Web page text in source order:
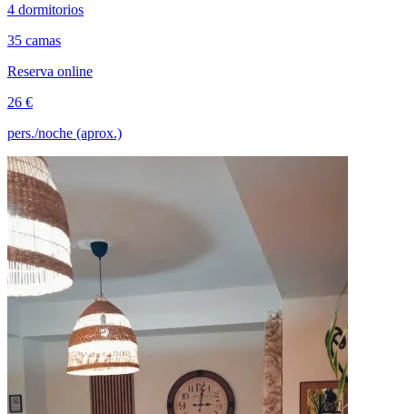
4 dormitorios
35 camas
Reserva online
26 €
pers./noche (aprox.)